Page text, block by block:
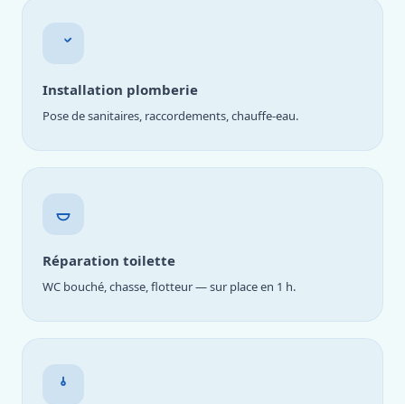
Installation plomberie
Pose de sanitaires, raccordements, chauffe-eau.
Réparation toilette
WC bouché, chasse, flotteur — sur place en 1 h.